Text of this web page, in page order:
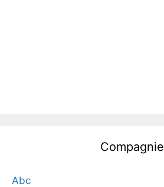
Compagnie
Abc